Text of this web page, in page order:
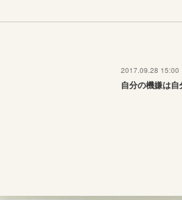
2017.09.28 15:00
自分の機嫌は